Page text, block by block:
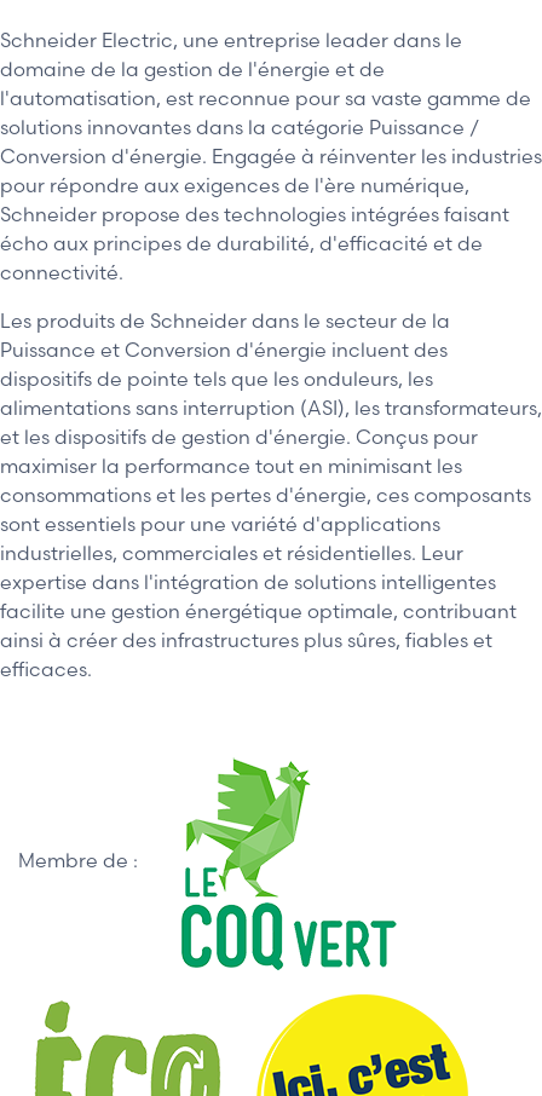
Schneider Electric, une entreprise leader dans le
domaine de la gestion de l'énergie et de
l'automatisation, est reconnue pour sa vaste gamme de
solutions innovantes dans la catégorie Puissance /
Conversion d'énergie. Engagée à réinventer les industries
pour répondre aux exigences de l'ère numérique,
Schneider propose des technologies intégrées faisant
écho aux principes de durabilité, d'efficacité et de
connectivité.
Les produits de Schneider dans le secteur de la
Puissance et Conversion d'énergie incluent des
dispositifs de pointe tels que les onduleurs, les
alimentations sans interruption (ASI), les transformateurs,
et les dispositifs de gestion d'énergie. Conçus pour
maximiser la performance tout en minimisant les
consommations et les pertes d'énergie, ces composants
sont essentiels pour une variété d'applications
industrielles, commerciales et résidentielles. Leur
expertise dans l'intégration de solutions intelligentes
facilite une gestion énergétique optimale, contribuant
ainsi à créer des infrastructures plus sûres, fiables et
efficaces.
Membre de :